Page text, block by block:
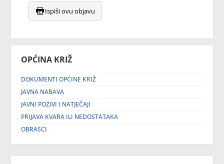
OPĆINA KRIŽ
DOKUMENTI OPĆINE KRIŽ
JAVNA NABAVA
JAVNI POZIVI I NATJEČAJI
PRIJAVA KVARA ILI NEDOSTATAKA
OBRASCI
Ispiši ovu objavu